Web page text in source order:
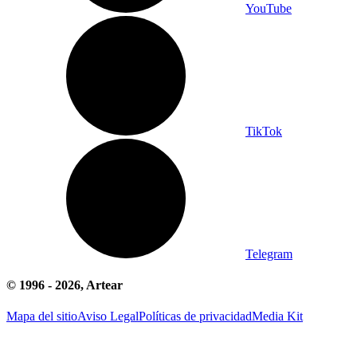
YouTube
TikTok
Telegram
© 1996 - 2026, Artear
Mapa del sitioAviso LegalPolíticas de privacidadMedia Kit